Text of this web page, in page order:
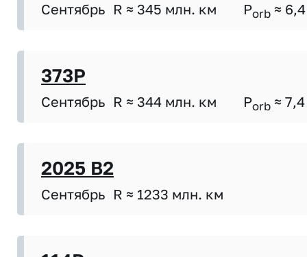
Сентябрь R ≈ 345 млн. км Porb ≈ 6,4
373P
Сентябрь R ≈ 344 млн. км Porb ≈ 7,4
2025 B2
Сентябрь R ≈ 1233 млн. км